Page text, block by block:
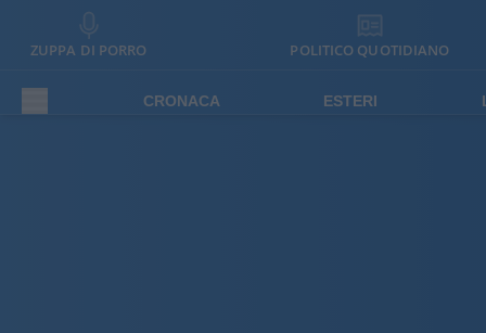
ZUPPA DI PORRO POLITICO QUOTIDIANO
CRONACA ESTERI